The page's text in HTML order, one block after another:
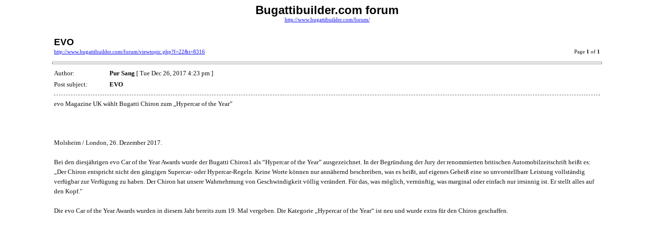
Bugattibuilder.com forum
http://www.bugattibuilder.com/forum/
EVO
http://www.bugattibuilder.com/forum/viewtopic.php?f=22&t=8316 Page 1 of 1
Author: Pur Sang [ Tue Dec 26, 2017 4:23 pm ]
Post subject:
EVO
evo Magazine UK wählt Bugatti Chiron zum „Hypercar of the Year”
Molsheim / London, 26. Dezember 2017.
Bei den diesjährigen evo Car of the Year Awards wurde der Bugatti Chiron1 als “Hypercar of the Year” ausgezeichnet. In der Begründung der Jury der renommierten britischen Automobilzeitschrift heißt es:
„Der Chiron entspricht nicht den gängigen Supercar- oder Hypercar-Regeln. Keine Worte können nur annähernd beschreiben, was es heißt, auf eigenes Geheiß eine so unvorstellbare Leistung vollständig
verfügbar zur Verfügung zu haben. Der Chiron hat unsere Wahrnehmung von Geschwindigkeit völlig verändert. Für das, was möglich, vernünftig, was marginal oder einfach nur irrsinnig ist. Er stellt alles auf
den Kopf."
Die evo Car of the Year Awards wurden in diesem Jahr bereits zum 19. Mal vergeben. Die Kategorie „Hypercar of the Year“ ist neu und wurde extra für den Chiron geschaffen.